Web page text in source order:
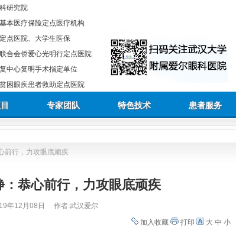
研究院
本医疗保险定点医疗机构
点医院、大学生医保
合会侨爱心光明行定点医院
中心复明手术指定单位
困眼疾患者救助定点医院
专家团队 特色技术 患者服务
前行，力攻眼底顽疾
恭心前行，力攻眼底顽疾
年12月08日
作者:武汉爱尔
加入收藏
打印 大 中 小